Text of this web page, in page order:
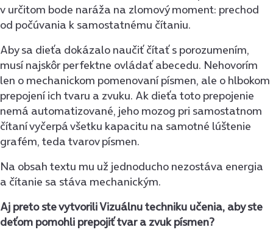
v určitom bode naráža na zlomový moment: prechod
od počúvania k samostatnému čítaniu.
Aby sa dieťa dokázalo naučiť čítať s porozumením,
musí najskôr perfektne ovládať abecedu. Nehovorím
len o mechanickom pomenovaní písmen, ale o hlbokom
prepojení ich tvaru a zvuku. Ak dieťa toto prepojenie
nemá automatizované, jeho mozog pri samostatnom
čítaní vyčerpá všetku kapacitu na samotné lúštenie
grafém, teda tvarov písmen.
Na obsah textu mu už jednoducho nezostáva energia
a čítanie sa stáva mechanickým.
Aj preto ste vytvorili Vizuálnu techniku učenia, aby ste
deťom pomohli prepojiť tvar a zvuk písmen?